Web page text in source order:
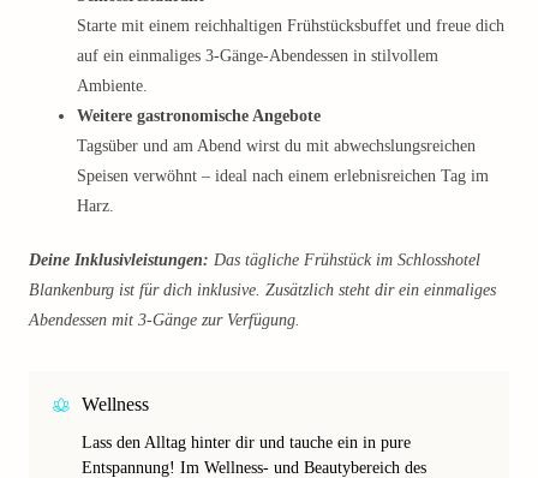
Starte mit einem reichhaltigen Frühstücksbuffet und freue dich
auf ein einmaliges 3-Gänge-Abendessen in stilvollem
Ambiente.
Weitere gastronomische Angebote
Tagsüber und am Abend wirst du mit abwechslungsreichen
Speisen verwöhnt – ideal nach einem erlebnisreichen Tag im
Harz.
Deine Inklusivleistungen: Das tägliche Frühstück im Schlosshotel
Blankenburg ist für dich inklusive. Zusätzlich steht dir ein einmaliges
Abendessen mit 3-Gänge zur Verfügung.
Wellness
Lass den Alltag hinter dir und tauche ein in pure
Entspannung! Im Wellness- und Beautybereich des